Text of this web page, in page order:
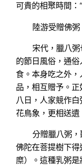
可貴的相聚時間：
陸游受贈佛
宋代，臘八
的節日風俗，通俗
食。本身吃之外
品，相互贈予。
八日，人家競作
花鳥象，更相送遺
分贈臘八粥，
佛陀在菩提樹下
糜）。這種乳粥